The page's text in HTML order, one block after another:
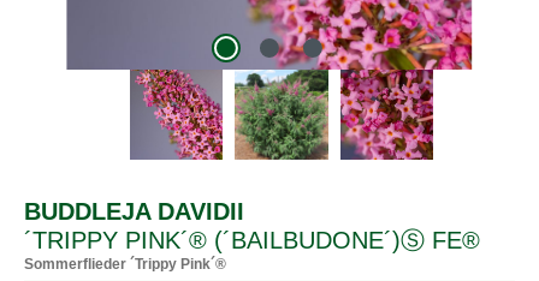
BUDDLEJA DAVIDII
´TRIPPY PINK´® (´BAILBUDONE´)Ⓢ FE®
Sommerflieder ´Trippy Pink´®